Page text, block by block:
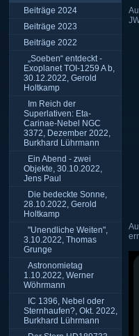
Beiträge 2024
Beiträge 2023
Beiträge 2022
„Soeben“ entdeckt -
Exoplanet TOI-1259 A b,
30.12.2022, Gerold
Holtkamp
Im Reich der
Superlativen: Eta-
Carinae-Nebel NGC
3372, Dezember 2022,
Burkhard Lührmann
Ein Abend - zwei
Objekte, 30.10.2022,
Jens Paul
Die bedeckte Sonne,
28.10.2022, Gerold
Holtkamp
"Unendliche Weiten",
3.10.2022, Thomas
Grunge
Astronomietag
1.10.2022, Werner
Wöhrmann
IC 1396, Nebel oder
Sternhaufen?, Okt. 2022,
Burkhard Lührmann